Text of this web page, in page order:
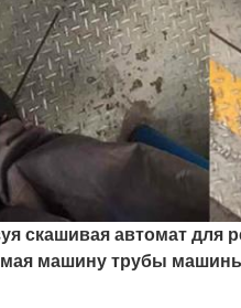
скашивая автомат для
машину трубы